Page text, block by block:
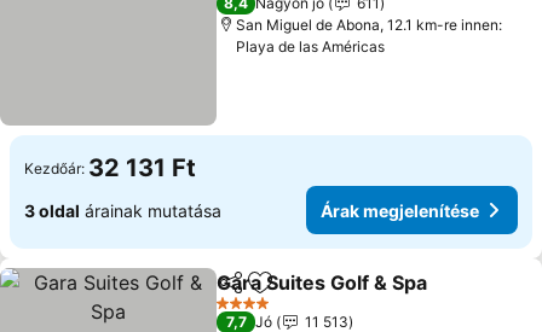
San Miguel de Abona, 12.1 km-re innen:
Playa de las Américas
Kezdőár: 32 131 Ft
3 oldal árainak mutatása Árak megjelenítése
Megosztás
Hozzáadás a kedvencekhez
Gara Suites Golf & Spa
4 Kategória
7,7 Jó
11 513